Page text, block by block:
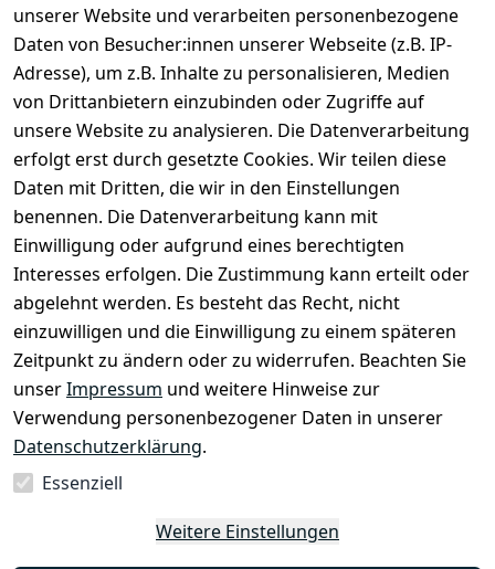
unserer Website und verarbeiten personenbezogene
Daten von Besucher:innen unserer Webseite (z.B. IP-
Adresse), um z.B. Inhalte zu personalisieren, Medien
von Drittanbietern einzubinden oder Zugriffe auf
unsere Website zu analysieren. Die Datenverarbeitung
erfolgt erst durch gesetzte Cookies. Wir teilen diese
Daten mit Dritten, die wir in den Einstellungen
benennen. Die Datenverarbeitung kann mit
Einwilligung oder aufgrund eines berechtigten
Interesses erfolgen. Die Zustimmung kann erteilt oder
abgelehnt werden. Es besteht das Recht, nicht
einzuwilligen und die Einwilligung zu einem späteren
Zeitpunkt zu ändern oder zu widerrufen. Beachten Sie
unserImpressum und weitere Hinweise zur
Verwendung personenbezogener Daten in unserer
Datenschutzerklärung.
Essenziell
Weitere Einstellungen
Rechtliches
Impressum
AGB
Datenschutze
rklärung
Widerrufsbe
lehrung
Muster-
Widerrufsfo
rmular
Barrierefreihe
itserklärung
Kontakt
Kontakt
Registrieren
widerrufen